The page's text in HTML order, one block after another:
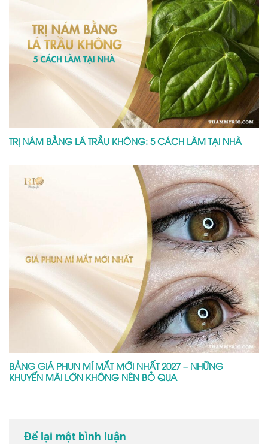
TRỊ NÁM BẰNG LÁ TRẦU KHÔNG: 5 CÁCH LÀM TẠI NHÀ
BẢNG GIÁ PHUN MÍ MẮT MỚI NHẤT 2027 – NHỮNG
KHUYẾN MÃI LỚN KHÔNG NÊN BỎ QUA
Để lại một bình luận